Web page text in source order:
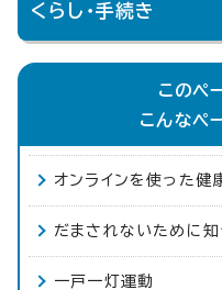
くらし・手続き
このペ
こんなペ
オンラインを使った健
だまされないために
一戸一灯運動